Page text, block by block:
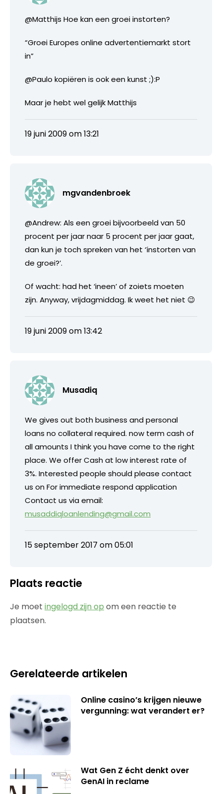
@Matthijs Hoe kan een groei instorten?
“Groei Europes online advertentiemarkt stort
in”
@Paulo kopiëren is ook een kunst ;):P
Maar je hebt wel gelijk Matthijs
19 juni 2009 om 13:21
mgvandenbroek
@Andrew: Als een groei bijvoorbeeld van 50
procent per jaar naar 5 procent per jaar gaat,
dan kun je toch spreken van het ‘ínstorten van
de groei?’.
Of wacht: had het ‘ineen’ of zoiets moeten
zijn. Anyway, vrijdagmiddag. Ik weet het niet 😉
19 juni 2009 om 13:42
Musadiq
We gives out both business and personal
loans no collateral required. now term cash of
all amounts I think you have come to the right
place. We offer Cash at low interest rate of
3%. Interested people should please contact
us on For immediate respond application
Contact us via email:
musaddiqloanlending@gmail.com
15 september 2017 om 05:01
Plaats reactie
Je moet ingelogd zijn op om een reactie te
plaatsen.
Gerelateerde artikelen
Online casino’s krijgen nieuwe
vergunning: wat verandert er?
Wat Gen Z écht denkt over
GenAI in reclame